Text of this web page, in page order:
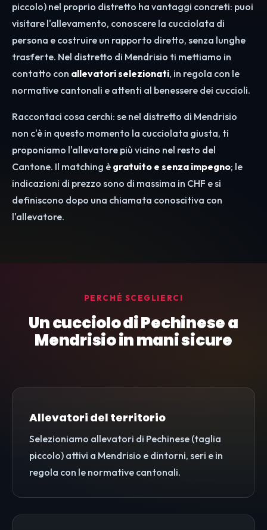
piccolo) nel proprio distretto ha vantaggi concreti: puoi
visitare l'allevamento, conoscere la cucciolata di
persona e costruire un rapporto diretto, senza lunghe
trasferte. Nel distretto di Mendrisio ti mettiamo in
contatto con allevatori selezionati, in regola con le
normative cantonali e attenti al benessere dei cuccioli.
Raccontaci cosa cerchi: se nel distretto di Mendrisio
non c'è in questo momento la cucciolata giusta, ti
proponiamo l'allevatore più vicino nel resto del
Cantone. Il matching è gratuito e senza impegno; le
indicazioni di prezzo sono di massima in CHF e si
definiscono dopo una chiamata conoscitiva con
l'allevatore.
PERCHÉ SCEGLIERCI
Un cucciolo di Pechinese a
Mendrisio in mani sicure
Allevatori del territorio
Selezioniamo allevatori di Pechinese (taglia
piccolo) attivi a Mendrisio e dintorni, seri e in
regola con le normative cantonali.